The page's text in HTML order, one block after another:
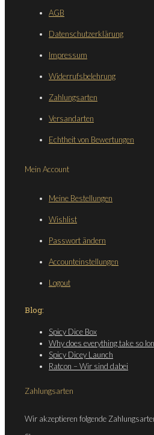
AGB
Datenschutzerklärung
Impressum
Widerrufsbelehrung
Zahlungsarten
Versandarten
Echtheit von Bewertungen
Mein Account
Meine Bestellungen
Wishlist
Passwort ändern
Accounteinstellungen
Logout
Blog:
Spicy Dice Box
Why does everything take so
Spicy Dicey Launch
Ratcon – Wir sind dabei
Zahlungsarten
Wir akzeptieren folgende